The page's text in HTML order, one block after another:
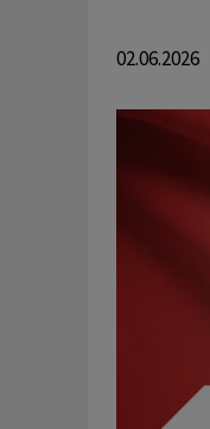
02.06.2026